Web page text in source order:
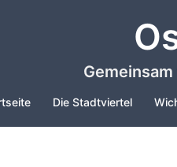
Die Stadtviertel